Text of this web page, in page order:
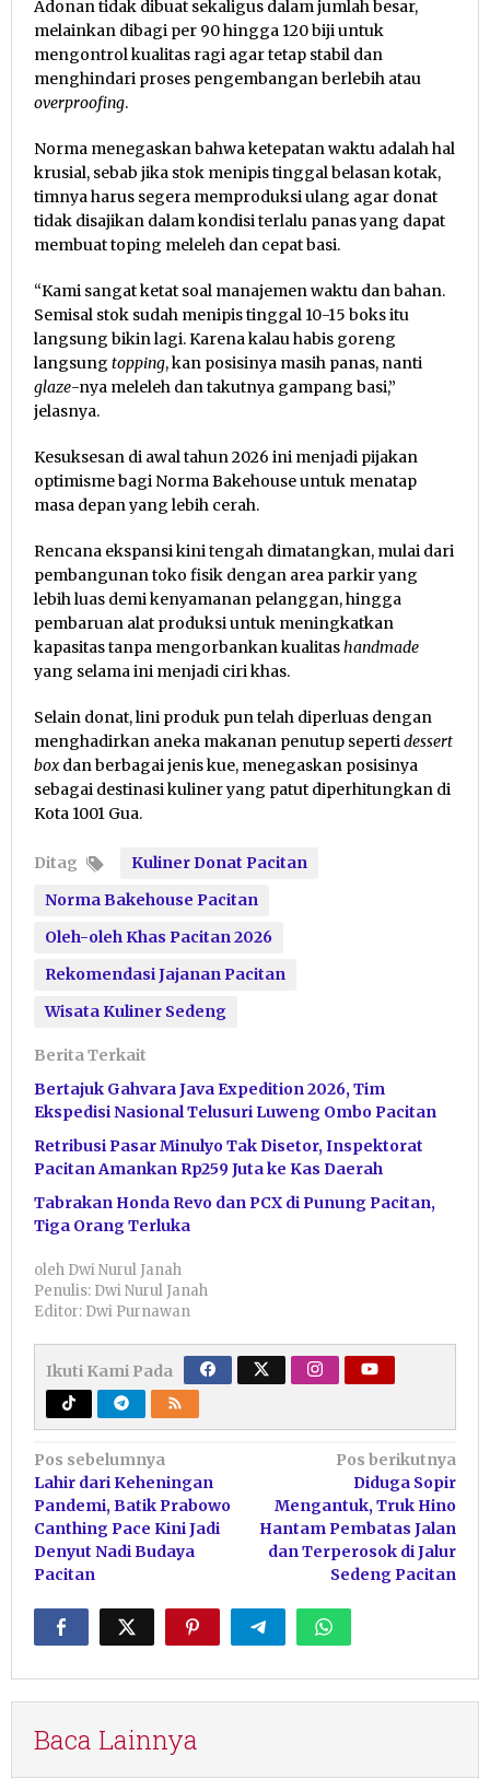
Adonan tidak dibuat sekaligus dalam jumlah besar,
melainkan dibagi per 90 hingga 120 biji untuk
mengontrol kualitas ragi agar tetap stabil dan
menghindari proses pengembangan berlebih atau
overproofing.
Norma menegaskan bahwa ketepatan waktu adalah hal
krusial, sebab jika stok menipis tinggal belasan kotak,
timnya harus segera memproduksi ulang agar donat
tidak disajikan dalam kondisi terlalu panas yang dapat
membuat toping meleleh dan cepat basi.
“Kami sangat ketat soal manajemen waktu dan bahan.
Semisal stok sudah menipis tinggal 10-15 boks itu
langsung bikin lagi. Karena kalau habis goreng
langsung topping, kan posisinya masih panas, nanti
glaze-nya meleleh dan takutnya gampang basi,”
jelasnya.
Kesuksesan di awal tahun 2026 ini menjadi pijakan
optimisme bagi Norma Bakehouse untuk menatap
masa depan yang lebih cerah.
Rencana ekspansi kini tengah dimatangkan, mulai dari
pembangunan toko fisik dengan area parkir yang
lebih luas demi kenyamanan pelanggan, hingga
pembaruan alat produksi untuk meningkatkan
kapasitas tanpa mengorbankan kualitashandmade
yang selama ini menjadi ciri khas.
Selain donat, lini produk pun telah diperluas dengan
menghadirkan aneka makanan penutup seperti dessert
box dan berbagai jenis kue, menegaskan posisinya
sebagai destinasi kuliner yang patut diperhitungkan di
Kota 1001 Gua.
Ditag
Kuliner Donat Pacitan
Norma Bakehouse Pacitan
Oleh-oleh Khas Pacitan 2026
Rekomendasi Jajanan Pacitan
Wisata Kuliner Sedeng
Berita Terkait
Bertajuk Gahvara Java Expedition 2026, Tim
Ekspedisi Nasional Telusuri Luweng Ombo Pacitan
Retribusi Pasar Minulyo Tak Disetor, Inspektorat
Pacitan Amankan Rp259 Juta ke Kas Daerah
Tabrakan Honda Revo dan PCX di Punung Pacitan,
Tiga Orang Terluka
oleh Dwi Nurul Janah
Penulis: Dwi Nurul Janah
Editor: Dwi Purnawan
Ikuti Kami Pada
Navigasi
pos
Pos sebelumnya
Lahir dari Keheningan
Pandemi, Batik Prabowo
Canthing Pace Kini Jadi
Denyut Nadi Budaya
Pacitan
Pos berikutnya
Diduga Sopir
Mengantuk, Truk Hino
Hantam Pembatas Jalan
dan Terperosok di Jalur
Sedeng Pacitan
Baca Lainnya